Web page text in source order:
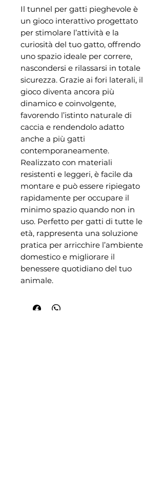
Il tunnel per gatti pieghevole è
un gioco interattivo progettato
per stimolare l’attività e la
curiosità del tuo gatto, offrendo
uno spazio ideale per correre,
nascondersi e rilassarsi in totale
sicurezza. Grazie ai fori laterali, il
gioco diventa ancora più
dinamico e coinvolgente,
favorendo l’istinto naturale di
caccia e rendendolo adatto
anche a più gatti
contemporaneamente.
Realizzato con materiali
resistenti e leggeri, è facile da
montare e può essere ripiegato
rapidamente per occupare il
minimo spazio quando non in
uso. Perfetto per gatti di tutte le
età, rappresenta una soluzione
pratica per arricchire l’ambiente
domestico e migliorare il
benessere quotidiano del tuo
animale.